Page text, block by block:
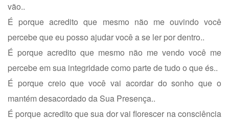
vão..
É porque acredito que mesmo não me ouvindo você
percebe que eu posso ajudar você a se ler por dentro..
É porque acredito que mesmo não me vendo você me
percebe em sua integridade como parte de tudo o que és..
É porque creio que você vai acordar do sonho que o
mantém desacordado da Sua Presença..
É porque acredito que sua dor vai florescer na consciência